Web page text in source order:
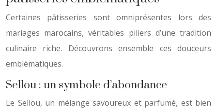
Certaines pâtisseries sont omniprésentes lors des
mariages marocains, véritables piliers d’une tradition
culinaire riche. Découvrons ensemble ces douceurs
emblématiques.
Sellou : un symbole d’abondance
Le Sellou, un mélange savoureux et parfumé, est bien